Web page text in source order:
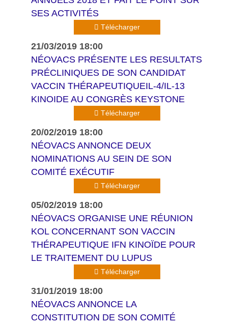
SES ACTIVITÉS
Télécharger
21/03/2019 18:00
NÉOVACS PRÉSENTE LES RESULTATS
PRÉCLINIQUES DE SON CANDIDAT
VACCIN THÉRAPEUTIQUEIL-4/IL-13
KINOIDE AU CONGRÈS KEYSTONE
Télécharger
20/02/2019 18:00
NÉOVACS ANNONCE DEUX
NOMINATIONS AU SEIN DE SON
COMITÉ EXÉCUTIF
Télécharger
05/02/2019 18:00
NÉOVACS ORGANISE UNE RÉUNION
KOL CONCERNANT SON VACCIN
THÉRAPEUTIQUE IFN KINOÏDE POUR
LE TRAITEMENT DU LUPUS
Télécharger
31/01/2019 18:00
NÉOVACS ANNONCE LA
CONSTITUTION DE SON COMITÉ